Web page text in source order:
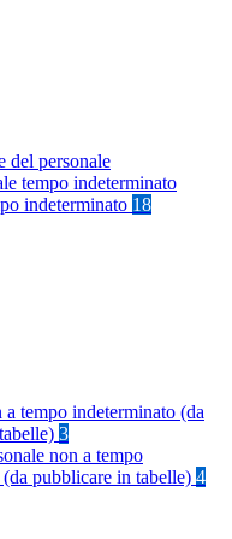
del personale
tempo indeterminato
indeterminato 18
a tempo indeterminato (da
3
non a tempo
pubblicare in tabelle) 4